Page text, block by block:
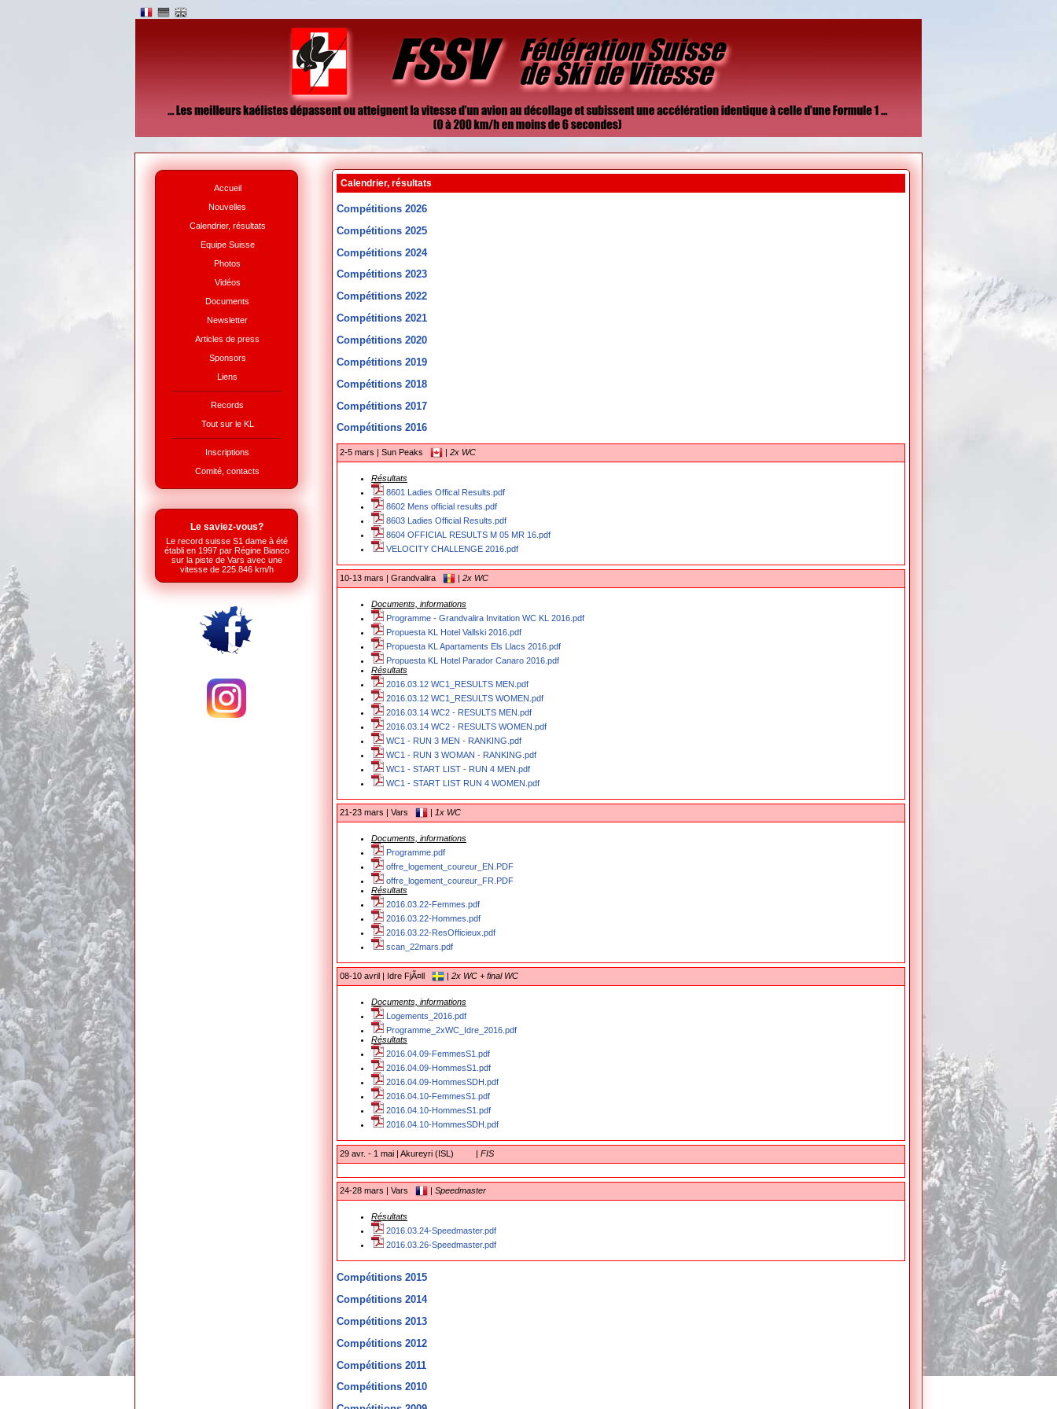
Accueil
Nouvelles
Calendrier, résultats
Equipe Suisse
Photos
Vidéos
Documents
Newsletter
Articles de press
Sponsors
Liens
Records
Tout sur le KL
Inscriptions
Comité, contacts
Le saviez-vous?
Le record suisse S1 dame à été
établi en 1997 par Régine Bianco
sur la piste de Vars avec une
vitesse de 225.846 km/h
Calendrier, résultats
Compétitions 2026
Compétitions 2025
Compétitions 2024
Compétitions 2023
Compétitions 2022
Compétitions 2021
Compétitions 2020
Compétitions 2019
Compétitions 2018
Compétitions 2017
Compétitions 2016
2-5 mars | Sun Peaks 2x WC
Résultats
8601 Ladies Offical Results.pdf
8602 Mens official results.pdf
8603 Ladies Official Results.pdf
8604 OFFICIAL RESULTS M 05 MR 16.pdf
VELOCITY CHALLENGE 2016.pdf
10-13 mars | Grandvalira 2x WC
Documents, informations
Programme - Grandvalira Invitation WC KL 2016.pdf
Propuesta KL Hotel Vallski 2016.pdf
Propuesta KL Apartaments Els Llacs 2016.pdf
Propuesta KL Hotel Parador Canaro 2016.pdf
Résultats
2016.03.12 WC1_RESULTS MEN.pdf
2016.03.12 WC1_RESULTS WOMEN.pdf
2016.03.14 WC2 - RESULTS MEN.pdf
2016.03.14 WC2 - RESULTS WOMEN.pdf
WC1 - RUN 3 MEN - RANKING.pdf
WC1 - RUN 3 WOMAN - RANKING.pdf
WC1 - START LIST - RUN 4 MEN.pdf
WC1 - START LIST RUN 4 WOMEN.pdf
21-23 mars | Vars 1x WC
Documents, informations
Programme.pdf
offre_logement_coureur_EN.PDF
offre_logement_coureur_FR.PDF
Résultats
2016.03.22-Femmes.pdf
2016.03.22-Hommes.pdf
2016.03.22-ResOfficieux.pdf
scan_22mars.pdf
08-10 avril | Idre FjÃ¤ll 2x WC + final WC
Documents, informations
Logements_2016.pdf
Programme_2xWC_Idre_2016.pdf
Résultats
2016.04.09-FemmesS1.pdf
2016.04.09-HommesS1.pdf
2016.04.09-HommesSDH.pdf
2016.04.10-FemmesS1.pdf
2016.04.10-HommesS1.pdf
2016.04.10-HommesSDH.pdf
29 avr. - 1 mai | Akureyri (ISL) FIS
24-28 mars | Vars Speedmaster
Résultats
2016.03.24-Speedmaster.pdf
2016.03.26-Speedmaster.pdf
Compétitions 2015
Compétitions 2014
Compétitions 2013
Compétitions 2012
Compétitions 2011
Compétitions 2010